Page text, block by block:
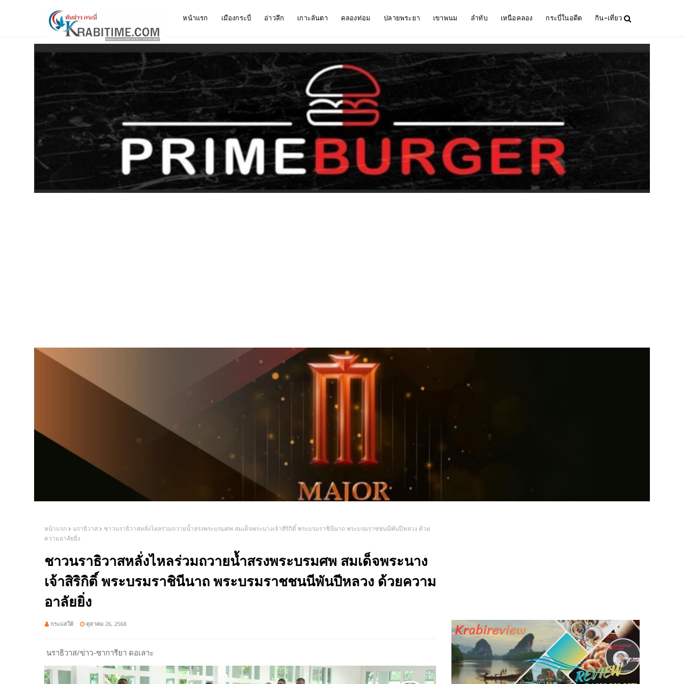
หน้าแรก เมืองกระบี่ อ่าวลึก เกาะลันตา คลองท่อม ปลายพระยา เขาพนม ลำทับ เหนือคลอง กระบี่ในอดีต กิน-เที่ยว
หน้าแรก นราธิวาส
ชาวนราธิวาสหลั่งไหลร่วมถวายน้ำสรงพระบรมศพ สมเด็จพระนางเจ้าสิริกิติ์ พระบรมราชินีนาถ พระบรมราชชนนีพันปีหลวง ด้วย
ความอาลัยยิ่ง
ชาวนราธิวาสหลั่งไหลร่วมถวายน้ำสรงพระบรมศพ สมเด็จพระนาง
เจ้าสิริกิติ์ พระบรมราชินีนาถ พระบรมราชชนนีพันปีหลวง ด้วยความ
อาลัยยิ่ง
กระแสใต้ ตุลาคม 26, 2568
นราธิวาส/ข่าว-ซาการียา ดอเลาะ